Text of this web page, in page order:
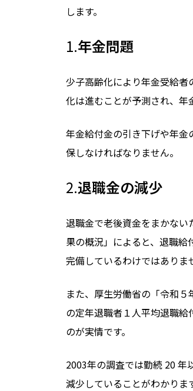
します。
1.年金問題
少子高齢化により年金受給
化は進むことが予測され、年
年金給付金の引き下げや年
保しなければなりません。
2.退職金の減少
退職金で老後資金をまかな
果の概況」によると、退職
完備しているわけではありま
また、厚生労働省の「令和
の定年退職者１人平均退職給
のが実情です。
2003年の調査では勤続 20年
減少していることがわかりま